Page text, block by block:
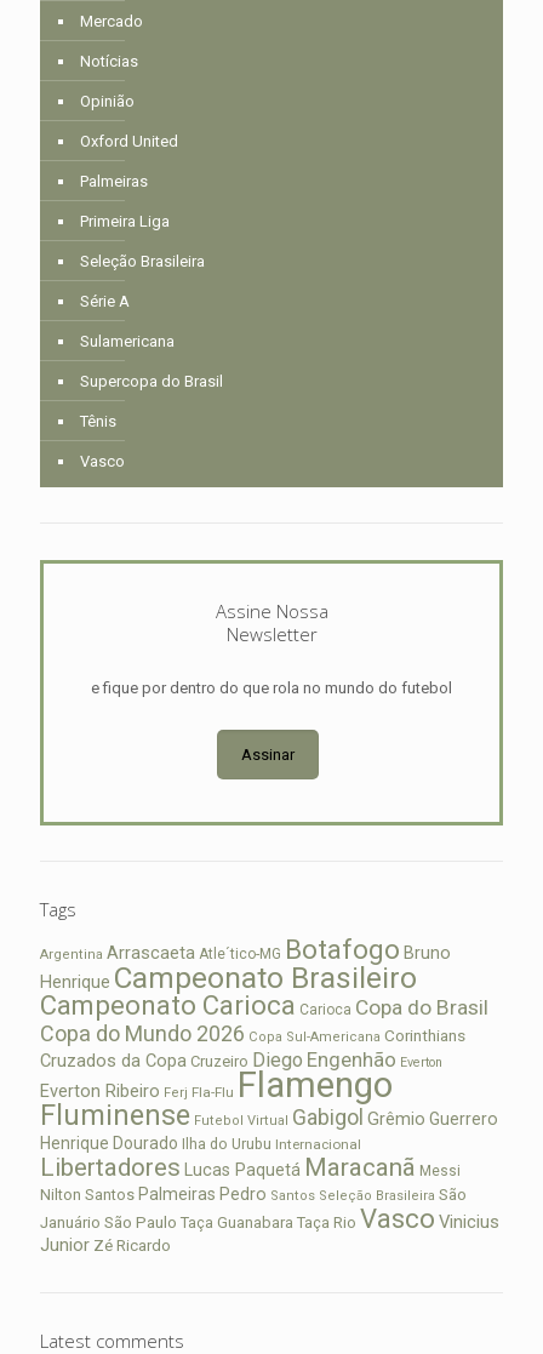
Mercado
Notícias
Opinião
Oxford United
Palmeiras
Primeira Liga
Seleção Brasileira
Série A
Sulamericana
Supercopa do Brasil
Tênis
Vasco
Assine Nossa
Newsletter
e fique por dentro do que rola no mundo do futebol
Assinar
Tags
Argentina Arrascaeta Atle´tico-MG Botafogo Bruno
Henrique Campeonato Brasileiro
Campeonato Carioca Carioca Copa do Brasil
Copa do Mundo 2026 Copa Sul-Americana Corinthians
Cruzados da Copa Cruzeiro Diego Engenhão Everton
Everton Ribeiro Ferj Fla-Flu Flamengo
Fluminense Futebol Virtual Gabigol Grêmio Guerrero
Henrique Dourado Ilha do Urubu Internacional
Libertadores Lucas Paquetá Maracanã Messi
Nilton Santos Palmeiras Pedro Santos Seleção Brasileira São
Januário São Paulo Taça Guanabara Taça Rio Vasco Vinicius
Junior Zé Ricardo
Latest comments